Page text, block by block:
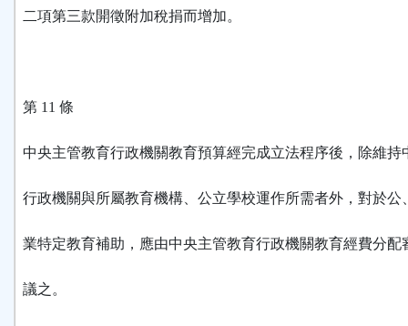
二項第三款開徵附加稅捐而增加。
第 11 條
中央主管教育行政機關教育預算經完成立法程序後，除維持
行政機關與所屬教育機構、公立學校運作所需者外，對於公
業特定教育補助，應由中央主管教育行政機關教育經費分配
議之。